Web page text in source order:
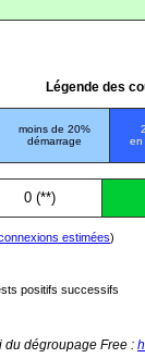
Légende des
moins de 20%
démarrage
en
0 (**)
estimées)
positifs successifs
du dégroupage Free :